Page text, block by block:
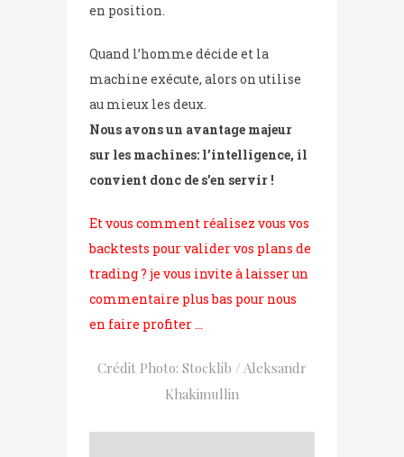
en position.
Quand l’homme décide et la
machine exécute, alors on utilise
au mieux les deux.
Nous avons un avantage majeur
sur les machines: l’intelligence, il
convient donc de s’en servir !
Et vous comment réalisez vous vos
backtests pour valider vos plans de
trading ? je vous invite à laisser un
commentaire plus bas pour nous
en faire profiter …
Crédit Photo: Stocklib / Aleksandr
Khakimullin